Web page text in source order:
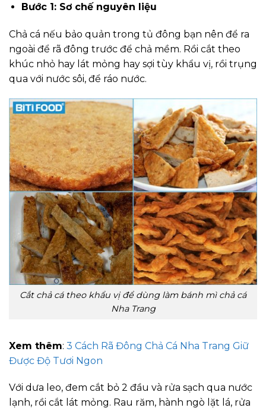
Bước 1: Sơ chế nguyên liệu
Chả cá nếu bảo quản trong tủ đông bạn nên để ra
ngoài để rã đông trước để chả mềm. Rồi cắt theo
khúc nhỏ hay lát mỏng hay sợi tùy khẩu vị, rồi trụng
qua với nước sôi, để ráo nước.
Cắt chả cá theo khẩu vị để dùng làm bánh mì chả cá
Nha Trang
Xem thêm: 3 Cách Rã Đông Chả Cá Nha Trang Giữ
Được Độ Tươi Ngon
Với dưa leo, đem cắt bỏ 2 đầu và rửa sạch qua nước
lạnh, rồi cắt lát mỏng. Rau răm, hành ngò lặt lá, rửa